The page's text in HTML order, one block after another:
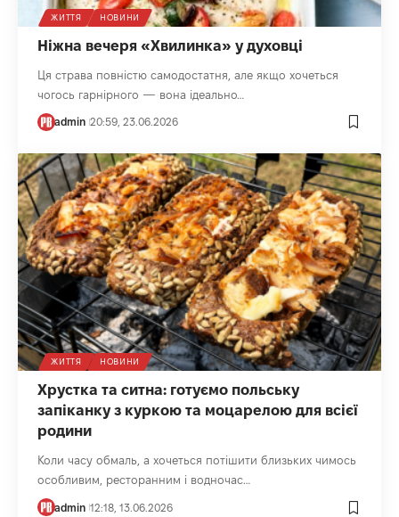
ЖИТТЯ НОВИНИ
Ніжна вечеря «Хвилинка» у духовці
Ця страва повністю самодостатня, але якщо хочеться
чогось гарнірного — вона ідеально…
admin 20:59, 23.06.2026
ЖИТТЯ НОВИНИ
Хрустка та ситна: готуємо польську
запіканку з куркою та моцарелою для всієї
родини
Коли часу обмаль, а хочеться потішити близьких чимось
особливим, ресторанним і водночас…
admin 12:18, 13.06.2026